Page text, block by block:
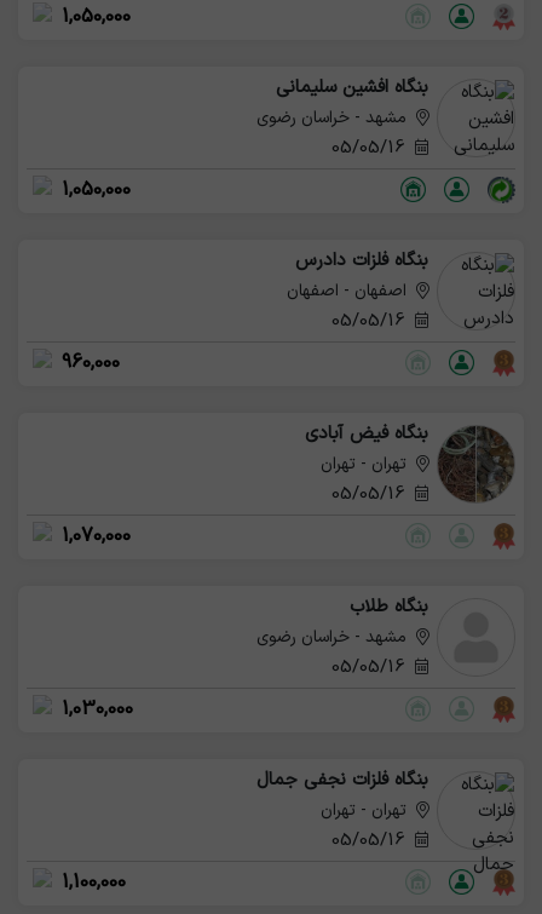
1,050,000
بنگاه افشین سلیمانی
مشهد - خراسان رضوی
05/05/16
1,050,000
بنگاه فلزات دادرس
اصفهان - اصفهان
05/05/16
960,000
بنگاه فیض آبادی
تهران - تهران
05/05/16
1,070,000
بنگاه طلاب
مشهد - خراسان رضوی
05/05/16
1,030,000
بنگاه فلزات نجفی جمال
تهران - تهران
05/05/16
1,100,000